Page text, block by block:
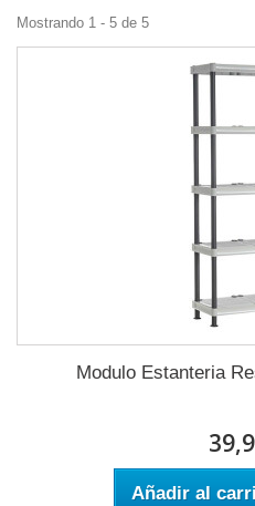
Mostrando 1 - 5 de 5
Modulo Estanteria
Añadir al